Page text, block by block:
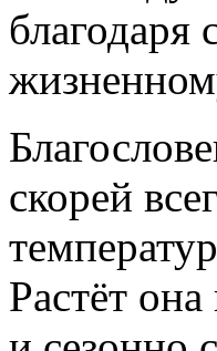
скорей
Растёт